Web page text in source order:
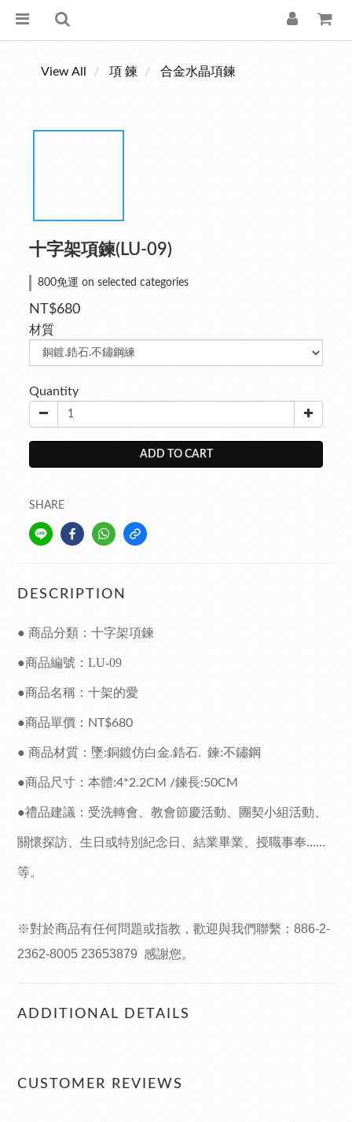
View All 項 鍊 合金水晶項鍊
十字架項鍊(LU-09)
800免運 on selected categories
NT$680
材質
Quantity
ADD TO CART
SHARE
DESCRIPTION
● 商品分類：十字架項鍊
●商品編號：LU-09
●商品名稱：十架的愛
●商品單價： NT$680
● 商品材質：墜:銅鍍仿白金.鋯石. 鍊:不鏽鋼
●商品尺寸：本體:4*2.2CM /鍊長:50CM
●禮品建議：受洗轉會、教會節慶活動、團契小組活動、
關懷探訪、生日或特別紀念日、結業畢業、授職事奉……
等。
※對於商品有任何問題或指教，歡迎與我們聯繫： 886-2-
2362-8005 23653879 感謝您。
ADDITIONAL DETAILS
CUSTOMER REVIEWS